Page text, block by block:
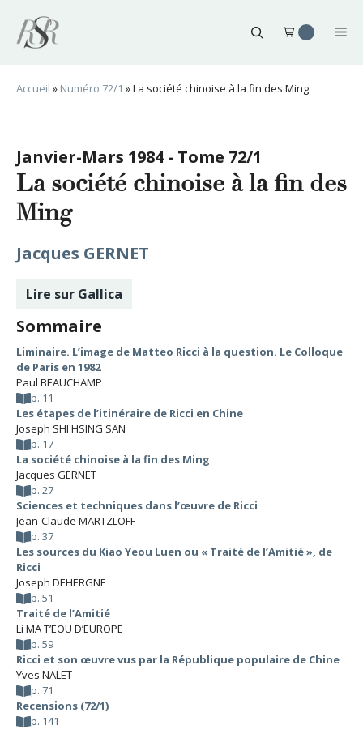
contenu
Accueil » Numéro 72/1 »La société chinoise à la fin des Ming
Janvier-Mars 1984 - Tome 72/1
La société chinoise à la fin des
Ming
Jacques GERNET
Lire sur Gallica
Sommaire
Liminaire. L’image de Matteo Ricci à la question. Le Colloque
de Paris en 1982
Paul BEAUCHAMP
p. 11
Les étapes de l’itinéraire de Ricci en Chine
Joseph SHI HSING SAN
p. 17
La société chinoise à la fin des Ming
Jacques GERNET
p. 27
Sciences et techniques dans l’œuvre de Ricci
Jean-Claude MARTZLOFF
p. 37
Les sources du Kiao Yeou Luen ou « Traité de l’Amitié », de
Ricci
Joseph DEHERGNE
p. 51
Traité de l’Amitié
Li MA T’EOU D’EUROPE
p. 59
Ricci et son œuvre vus par la République populaire de Chine
Yves NALET
p. 71
Recensions (72/1)
p. 141